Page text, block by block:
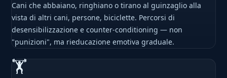
Cani che abbaiano, ringhiano o tirano al guinzaglio alla
vista di altri cani, persone, biciclette. Percorsi di
desensibilizzazione e counter-conditioning — non
"punizioni", ma rieducazione emotiva graduale.
🏋